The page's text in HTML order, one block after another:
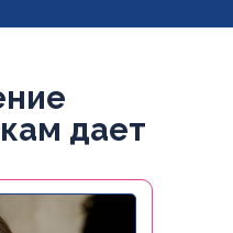
дает